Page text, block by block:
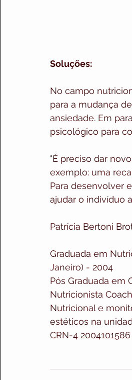
Soluções:
No campo
para a mudança
ansiedade. Em
psicológico para
"É preciso dar
exemplo: uma
Para desenvolver
ajudar o indivíduo
Patrícia Bertoni
Graduada em
Janeiro) - 2004
Pós Graduada em
Nutricionista
Nutricional e
estéticos na
CRN-4 2004101586